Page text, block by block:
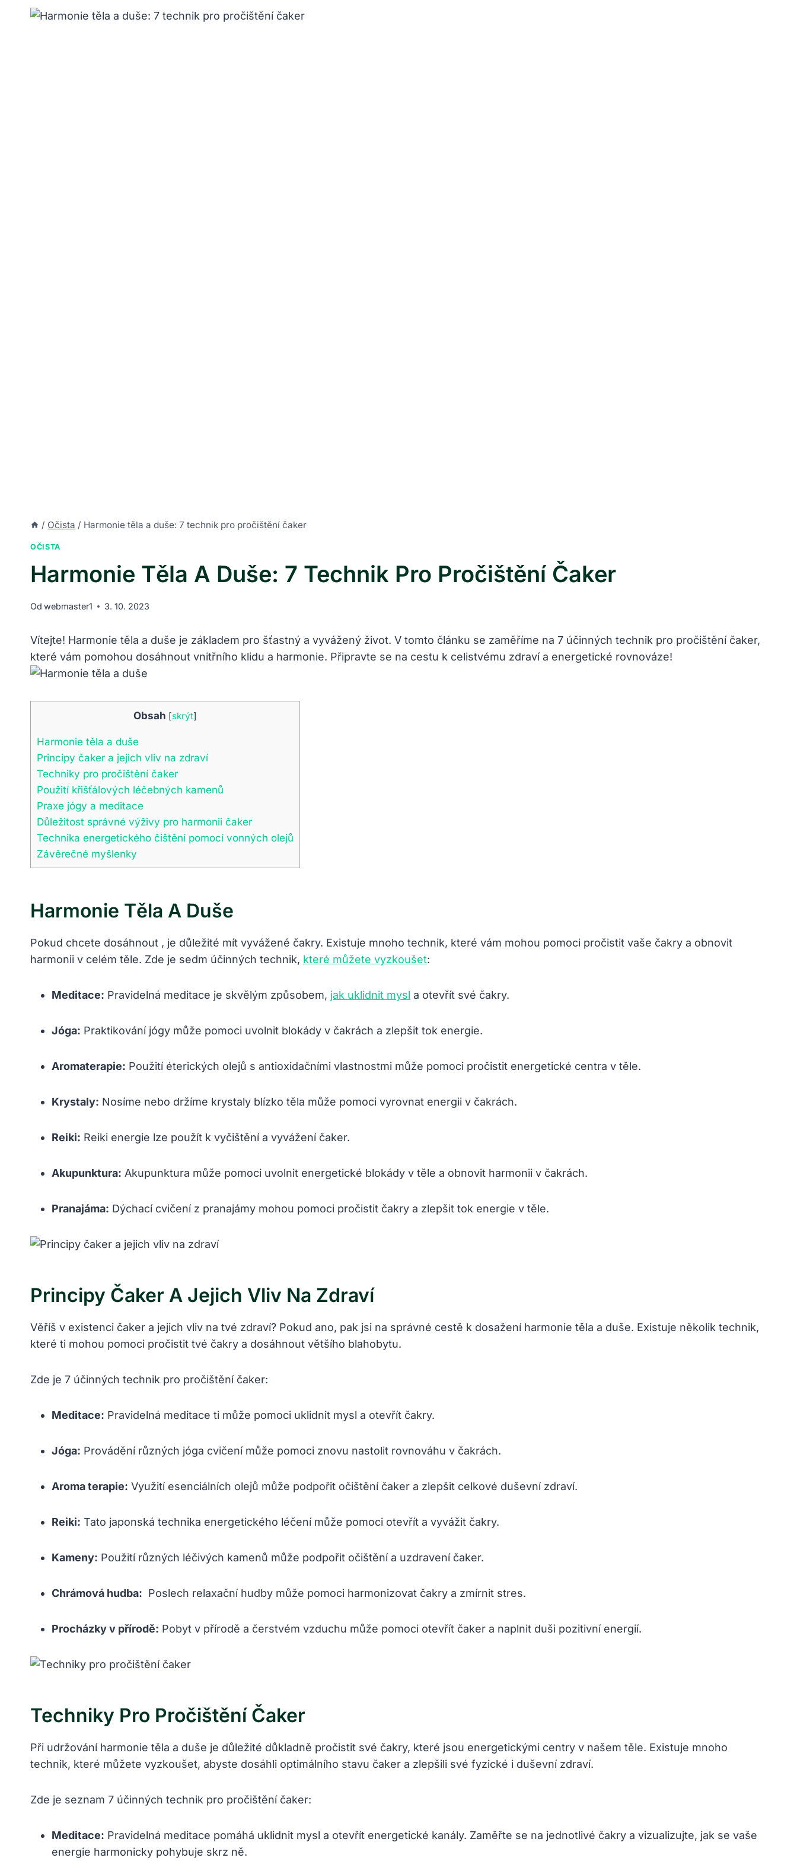
/ Očista / Harmonie těla a duše: 7 technik pro pročištění čaker
OČISTA
Harmonie Těla A Duše: 7 Technik Pro Pročištění Čaker
Od webmaster1 3. 10. 2023
Vítejte! Harmonie těla ‌a duše je základem pro šťastný a vyvážený život. V tomto článku se zaměříme na 7 účinných technik pro pročištění čaker,
které vám pomohou dosáhnout vnitřního klidu a harmonie. Připravte se na ⁢cestu k celistvému zdraví a energetické rovnováze!
Obsah [skrýt]
Harmonie těla ⁣a duše
Principy čaker a jejich vliv na zdraví
Techniky pro pročištění čaker
Použití křišťálových léčebných kamenů
Praxe jógy‌ a meditace
Důležitost správné výživy pro harmonii čaker
Technika energetického čištění pomocí vonných olejů
Závěrečné ⁣myšlenky
Harmonie Těla ⁣a Duše
Pokud chcete dosáhnout⁣ , je důležité mít‌ vyvážené čakry. Existuje mnoho technik,‌ které vám mohou pomoci pročistit ⁤vaše čakry a obnovit​
harmonii v celém těle. ⁤Zde je sedm‌ účinných technik, které můžete vyzkoušet:
Meditace: Pravidelná meditace je skvělým způsobem, ⁣ jak uklidnit mysl a otevřít ⁢své čakry.
Jóga: Praktikování jógy může pomoci uvolnit blokády v čakrách a zlepšit tok energie.
Aromaterapie: Použití éterických olejů s antioxidačními vlastnostmi ‌může‌ pomoci pročistit energetické centra v těle.
Krystaly: Nosíme nebo držíme krystaly blízko těla může pomoci vyrovnat energii v ‌čakrách.
Reiki: Reiki energie ⁣lze použít‌ k vyčištění a vyvážení čaker.
Akupunktura: Akupunktura může pomoci uvolnit energetické ⁢blokády v těle⁣ a obnovit harmonii ‍v čakrách.
Pranajáma: ⁢Dýchací cvičení z pranajámy mohou pomoci pročistit ​čakry a‍ zlepšit tok energie v těle.
Principy Čaker A Jejich Vliv Na Zdraví
Věříš⁤ v existenci čaker a ⁣jejich vliv na tvé⁣ zdraví? Pokud ano,⁣ pak jsi na správné cestě k dosažení harmonie těla a duše. Existuje několik technik,
které ti mohou pomoci ​pročistit tvé čakry a dosáhnout většího blahobytu.
Zde ⁤je 7 účinných‍ technik pro pročištění čaker:
Meditace: Pravidelná meditace ti může pomoci uklidnit mysl‌ a otevřít čakry.
Jóga: Provádění různých jóga cvičení⁤ může pomoci znovu nastolit rovnováhu v‍ čakrách.
Aroma terapie: Využití esenciálních‌ olejů‌ může podpořit očištění čaker a zlepšit celkové⁢ duševní zdraví.
Reiki: Tato japonská technika energetického léčení může pomoci otevřít ⁤a vyvážit čakry.
Kameny: Použití různých léčivých kamenů může‌ podpořit očištění a uzdravení čaker.
Chrámová hudba: ⁣ Poslech relaxační hudby může pomoci harmonizovat čakry a zmírnit stres.
Procházky ‍v přírodě: Pobyt v přírodě a čerstvém vzduchu může pomoci otevřít čaker a ​naplnit duši pozitivní⁢ energií.
Techniky Pro Pročištění Čaker
Při⁤ udržování ⁢harmonie těla a duše je⁣ důležité důkladně pročistit své čakry,⁢ které jsou⁣ energetickými centry v našem těle. Existuje mnoho
technik, které můžete vyzkoušet, abyste dosáhli optimálního stavu čaker ‍a zlepšili své fyzické i duševní zdraví.
Zde je seznam 7 účinných technik pro pročištění ‌čaker:
Meditace: Pravidelná meditace pomáhá uklidnit mysl a otevřít energetické kanály. Zaměřte se na jednotlivé čakry a vizualizujte, jak se⁤ vaše
energie harmonicky pohybuje skrz ně.